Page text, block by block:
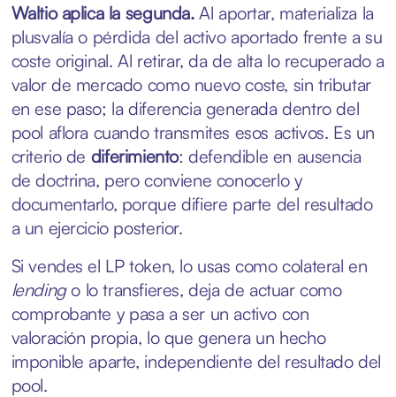
Waltio aplica la segunda.Al aportar, materializa la
plusvalía o pérdida del activo aportado frente a su
coste original. Al retirar, da de alta lo recuperado a
valor de mercado como nuevo coste, sin tributar
en ese paso; la diferencia generada dentro del
pool aflora cuando transmites esos activos. Es un
criterio de diferimiento: defendible en ausencia
de doctrina, pero conviene conocerlo y
documentarlo, porque difiere parte del resultado
a un ejercicio posterior.
Si vendes el LP token, lo usas como colateral en
lendingo lo transfieres, deja de actuar como
comprobante y pasa a ser un activo con
valoración propia, lo que genera un hecho
imponible aparte, independiente del resultado del
pool.